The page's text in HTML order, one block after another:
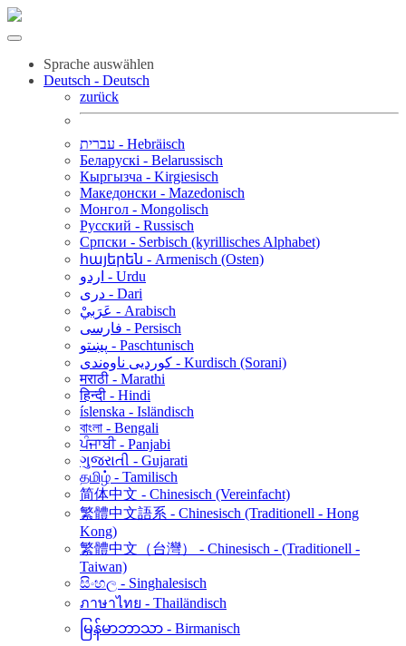
Sprache auswählen
Deutsch - Deutsch
zurück
עברית - Hebräisch
Беларускі - Belarussisch
Кыргызча - Kirgiesisch
Македонски - Mazedonisch
Монгол - Mongolisch
Русский - Russisch
Српски - Serbisch (kyrillisches Alphabet)
հայերեն - Armenisch (Osten)
اردو - Urdu
دری - Dari
عَرَبيْ - Arabisch
فارسی - Persisch
پښتو - Paschtunisch
کوردیی ناوەندی - Kurdisch (Sorani)
मराठी - Marathi
हिन्दी - Hindi
íslenska - Isländisch
বাংলা - Bengali
ਪੰਜਾਬੀ - Panjabi
ગુજરાતી - Gujarati
தமிழ் - Tamilisch
简体中文 - Chinesisch (Vereinfacht)
繁體中文語系 - Chinesisch (Traditionell - Hong
Kong)
繁體中文（台灣） - Chinesisch - (Traditionell -
Taiwan)
සිංහල - Singhalesisch
ภาษาไทย - Thailändisch
မြန်မာဘာသာ - Birmanisch